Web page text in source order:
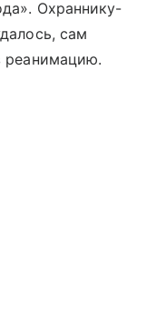
Охраннику-
сам
реанимацию.